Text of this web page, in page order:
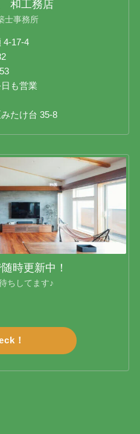
和工務店
士事務所
4-17-4
営業
たけ台 35-8
時更新中！
ちしてます♪
！